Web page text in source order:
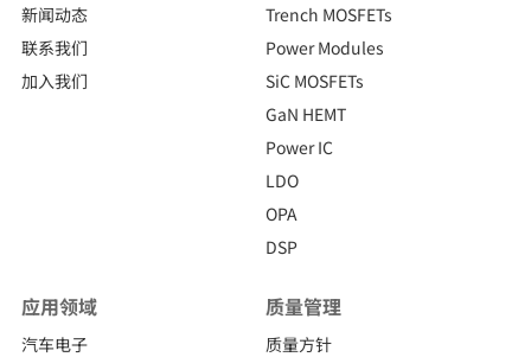
新闻动态
联系我们
加入我们
Trench MOSFETs
Power Modules
SiC MOSFETs
GaN HEMT
Power IC
LDO
OPA
DSP
应用领域
汽车电子
质量管理
质量方针